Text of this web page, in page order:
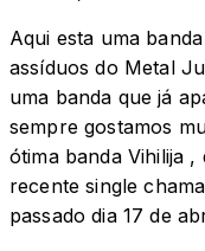
Aqui esta uma
assíduos do Metal
uma banda que já
sempre gostamos
ótima banda Vihilija
recente single
passado dia 17 de